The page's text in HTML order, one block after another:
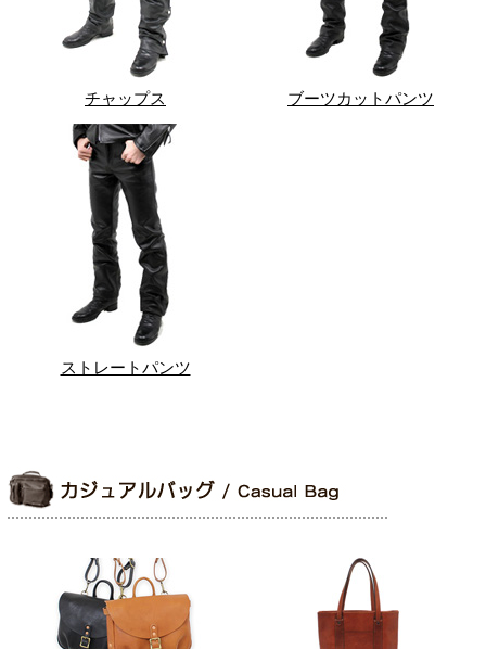
チャップス ブーツカットパンツ
ストレートパンツ